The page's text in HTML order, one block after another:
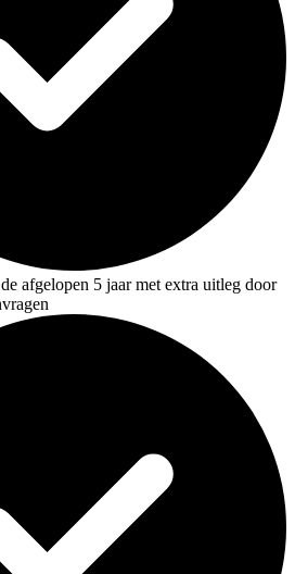
afgelopen 5 jaar met extra uitleg door